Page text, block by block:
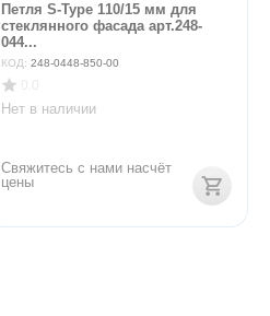
Петля S-Type 110/15 мм для
стеклянного фасада арт.248-
044...
КОД: 248-0448-850-00
Нет в наличии
Свяжитесь с нами насчёт
цены